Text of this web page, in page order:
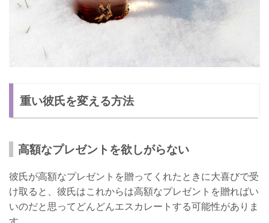
重い彼氏を変える方法
高額なプレゼントを欲しがらない
彼氏が高額なプレゼントを贈ってくれたときに大喜びで受
け取ると、彼氏はこれからは高額なプレゼントを贈ればい
いのだと思ってどんどんエスカレートする可能性がありま